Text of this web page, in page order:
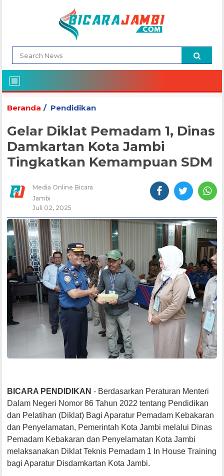
Beranda Pendidikan
Gelar Diklat Pemadam 1, Dinas
Damkartan Kota Jambi
Tingkatkan Kemampuan SDM
Media Online Bicara
Jambi
Juli 02, 2025
BICARA PENDIDIKAN- Berdasarkan Peraturan Menteri
Dalam Negeri Nomor 86 Tahun 2022 tentang Pendidikan
dan Pelatihan (Diklat) Bagi Aparatur Pemadam Kebakaran
dan Penyelamatan, Pemerintah Kota Jambi melalui Dinas
Pemadam Kebakaran dan Penyelamatan Kota Jambi
melaksanakan Diklat Teknis Pemadam 1 In House Training
bagi Aparatur Disdamkartan Kota Jambi.